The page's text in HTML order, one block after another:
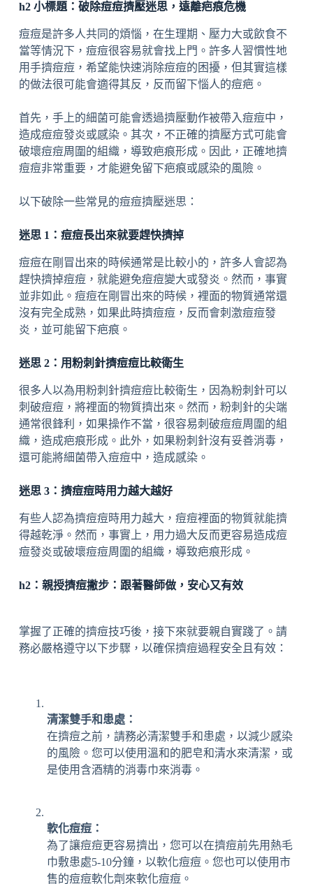
h2 小標題：破除痘痘擠壓迷思，遠離疤痕危機
痘痘是許多人共同的煩惱，在生理期、壓力大或飲食不
當等情況下，痘痘很容易就會找上門。許多人習慣性地
用手擠痘痘，希望能快速消除痘痘的困擾，但其實這樣
的做法很可能會適得其反，反而留下惱人的痘疤。
首先，手上的細菌可能會透過擠壓動作被帶入痘痘中，
造成痘痘發炎或感染。其次，不正確的擠壓方式可能會
破壞痘痘周圍的組織，導致疤痕形成。因此，正確地擠
痘痘非常重要，才能避免留下疤痕或感染的風險。
以下破除一些常見的痘痘擠壓迷思：
迷思 1：痘痘長出來就要趕快擠掉
痘痘在剛冒出來的時候通常是比較小的，許多人會認為
趕快擠掉痘痘，就能避免痘痘變大或發炎。然而，事實
並非如此。痘痘在剛冒出來的時候，裡面的物質通常還
沒有完全成熟，如果此時擠痘痘，反而會刺激痘痘發
炎，並可能留下疤痕。
迷思 2：用粉刺針擠痘痘比較衛生
很多人以為用粉刺針擠痘痘比較衛生，因為粉刺針可以
刺破痘痘，將裡面的物質擠出來。然而，粉刺針的尖端
通常很鋒利，如果操作不當，很容易刺破痘痘周圍的組
織，造成疤痕形成。此外，如果粉刺針沒有妥善消毒，
還可能將細菌帶入痘痘中，造成感染。
迷思 3：擠痘痘時用力越大越好
有些人認為擠痘痘時用力越大，痘痘裡面的物質就能擠
得越乾淨。然而，事實上，用力過大反而更容易造成痘
痘發炎或破壞痘痘周圍的組織，導致疤痕形成。
h2：親授擠痘撇步：跟著醫師做，安心又有效
掌握了正確的擠痘技巧後，接下來就要親自實踐了。請
務必嚴格遵守以下步驟，以確保擠痘過程安全且有效：
清潔雙手和患處：
在擠痘之前，請務必清潔雙手和患處，以減少感染
的風險。您可以使用溫和的肥皂和清水來清潔，或
是使用含酒精的消毒巾來消毒。
軟化痘痘：
為了讓痘痘更容易擠出，您可以在擠痘前先用熱毛
巾敷患處5-10分鐘，以軟化痘痘。您也可以使用市
售的痘痘軟化劑來軟化痘痘。